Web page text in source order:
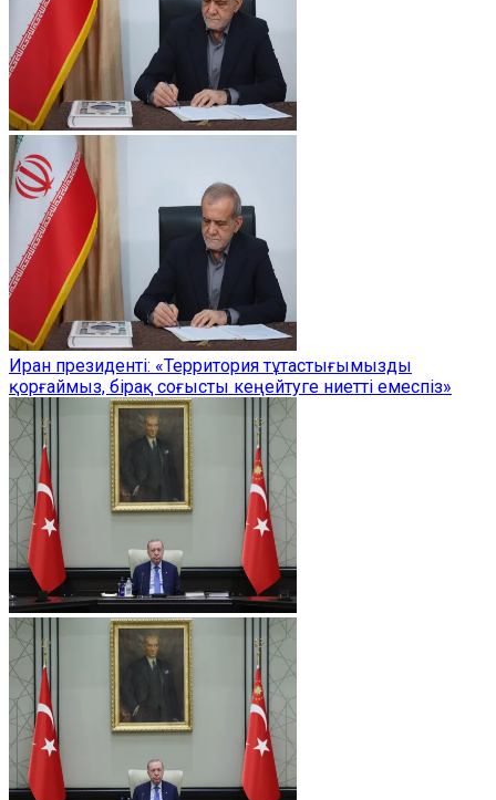
Иран президенті: «Территория тұтастығымызды
қорғаймыз, бірақ соғысты кеңейтуге ниетті емеспіз»